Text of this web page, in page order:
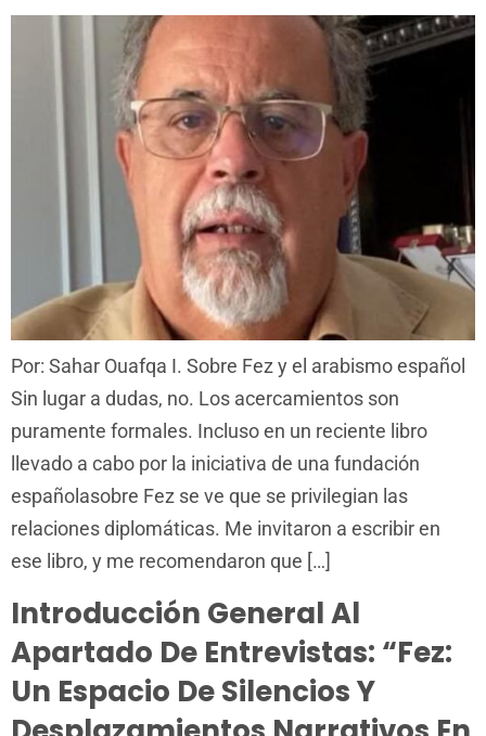
Por: Sahar Ouafqa I. Sobre Fez y el arabismo español
Sin lugar a dudas, no. Los acercamientos son
puramente formales. Incluso en un reciente libro
llevado a cabo por la iniciativa de una fundación
españolasobre Fez se ve que se privilegian las
relaciones diplomáticas. Me invitaron a escribir en
ese libro, y me recomendaron que […]
Introducción General Al
Apartado De Entrevistas: “Fez:
Un Espacio De Silencios Y